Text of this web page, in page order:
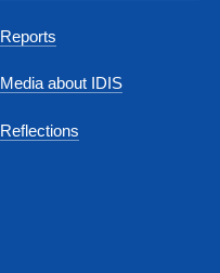
Reports
Media about IDIS
Reflections